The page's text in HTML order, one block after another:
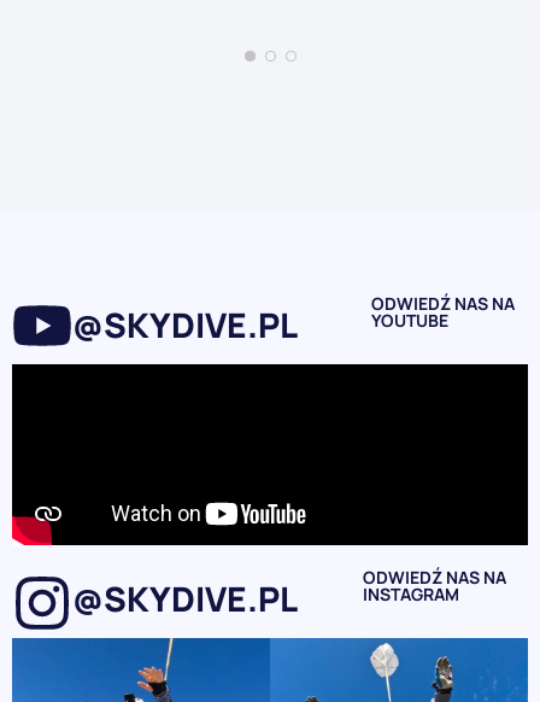
@SKYDIVE.PL ODWIEDŹ NAS NA
YOUTUBE
@SKYDIVE.PL ODWIEDŹ NAS NA
INSTAGRAM